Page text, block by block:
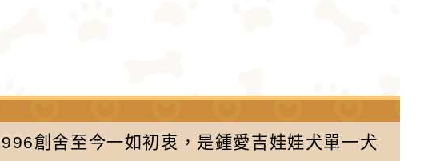
娃娃就是小體型犬種，如果你發
現吉娃娃過於龐大，那麼一定要
警惕，這中狗狗可能發育畸形也
創舍至今一如初衷，是鍾愛吉娃娃犬單一犬